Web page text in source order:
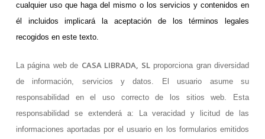
cualquier uso que haga del mismo o los servicios y contenidos en
él incluidos implicará la aceptación de los términos legales
recogidos en este texto.
La página web de CASA LIBRADA, SLproporciona gran diversidad
de información, servicios y datos. El usuario asume su
responsabilidad en el uso correcto de los sitios web. Esta
responsabilidad se extenderá a: La veracidad y licitud de las
informaciones aportadas por el usuario en los formularios emitidos